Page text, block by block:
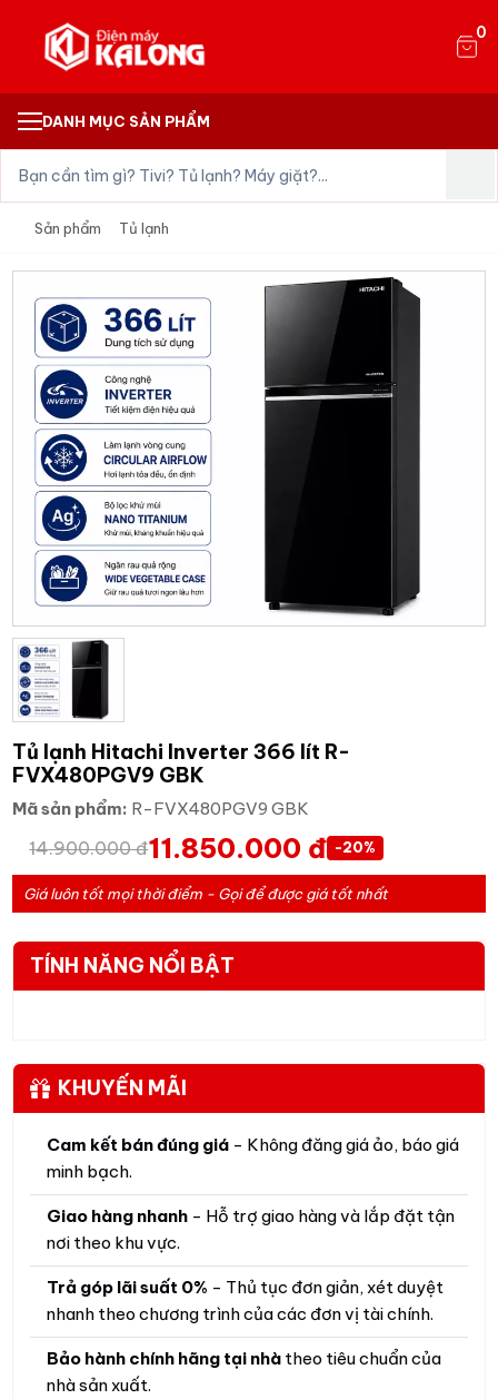
0
DANH MỤC SẢN PHẨM
Sản phẩm Tủ lạnh
Tủ lạnh Hitachi Inverter 366 lít R-
FVX480PGV9 GBK
Mã sản phẩm: R-FVX480PGV9 GBK
14.900.000 đ11.850.000 đ -20%
Giá luôn tốt mọi thời điểm - Gọi để được giá tốt nhất
TÍNH NĂNG NỔI BẬT
KHUYẾN MÃI
Cam kết bán đúng giá - Không đăng giá ảo, báo giá
minh bạch.
Giao hàng nhanh - Hỗ trợ giao hàng và lắp đặt tận
nơi theo khu vực.
Trả góp lãi suất 0% - Thủ tục đơn giản, xét duyệt
nhanh theo chương trình của các đơn vị tài chính.
Bảo hành chính hãng tại nhà theo tiêu chuẩn của
nhà sản xuất.